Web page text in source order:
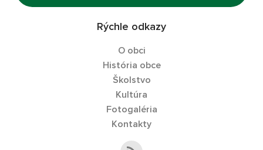
Rýchle odkazy
O obci
História obce
Školstvo
Kultúra
Fotogaléria
Kontakty